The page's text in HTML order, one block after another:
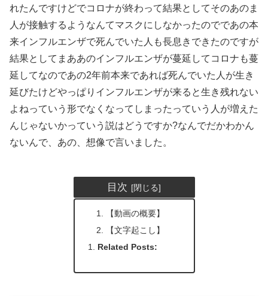
れたんですけどでコロナが終わって結果としてそのあのま
人が接触するようなんてマスクにしなかったのでであの本
来インフルエンザで死んでいた人も長息きできたのですが
結果としてまああのインフルエンザが蔓延してコロナも蔓
延してなのであの2年前本来であれば死んでいた人が生き
延びたけどやっぱりインフルエンザが来ると生き残れない
よねっていう形でなくなってしまったっていう人が増えた
んじゃないかっていう説はどうですか?なんでだかわかん
ないんで、あの、想像で言いました。
目次
【動画の概要】
【文字起こし】
Related Posts: